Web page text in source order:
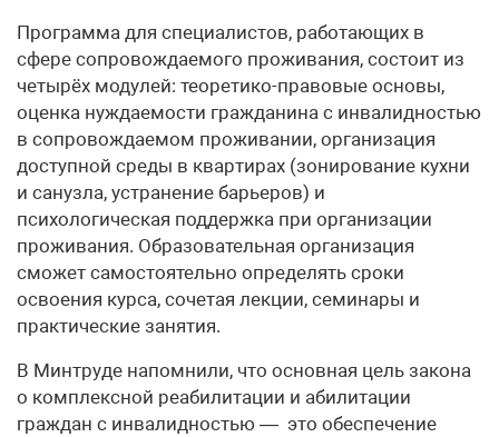
Программа для специалистов, работающих в
сфере сопровождаемого проживания, состоит из
четырёх модулей: теоретико-правовые основы,
оценка нуждаемости гражданина с инвалидностью
в сопровождаемом проживании, организация
доступной среды в квартирах (зонирование кухни
и санузла, устранение барьеров) и
психологическая поддержка при организации
проживания. Образовательная организация
сможет самостоятельно определять сроки
освоения курса, сочетая лекции, семинары и
практические занятия.
В Минтруде напомнили, что основная цель закона
о комплексной реабилитации и абилитации
граждан с инвалидностью — это обеспечение